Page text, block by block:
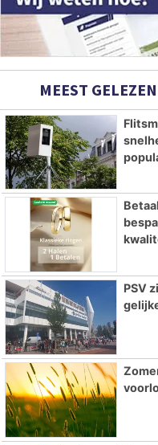
MEEST GELEZEN
PSV